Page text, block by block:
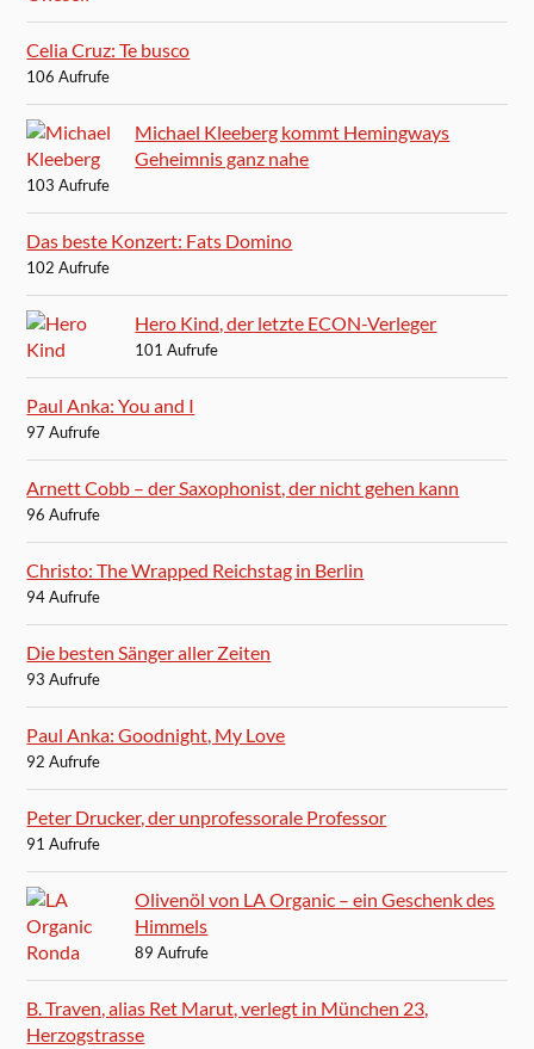
Celia Cruz: Te busco
106 Aufrufe
Michael Kleeberg kommt Hemingways
Geheimnis ganz nahe
103 Aufrufe
Das beste Konzert: Fats Domino
102 Aufrufe
Hero Kind, der letzte ECON-Verleger
101 Aufrufe
Paul Anka: You and I
97 Aufrufe
Arnett Cobb – der Saxophonist, der nicht gehen kann
96 Aufrufe
Christo: The Wrapped Reichstag in Berlin
94 Aufrufe
Die besten Sänger aller Zeiten
93 Aufrufe
Paul Anka: Goodnight, My Love
92 Aufrufe
Peter Drucker, der unprofessorale Professor
91 Aufrufe
Olivenöl von LA Organic – ein Geschenk des
Himmels
89 Aufrufe
B. Traven, alias Ret Marut, verlegt in München 23,
Herzogstrasse